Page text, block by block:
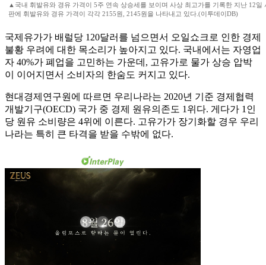
▲국내 휘발유와 경유 가격이 5주 연속 상승세를 보이며 사상 최고가를 기록한 지난 12일
판에 휘발유와 경유 가격이 각각 2155원, 2145원을 나타내고 있다.(이투데이DB)
국제유가가 배럴당 120달러를 넘으면서 오일쇼크로 인한 경제
불황 우려에 대한 목소리가 높아지고 있다. 국내에서는 자영업
자 40%가 폐업을 고민하는 가운데, 고유가로 물가 상승 압박
이 이어지면서 소비자의 한숨도 커지고 있다.
현대경제연구원에 따르면 우리나라는 2020년 기준 경제협력
개발기구(OECD) 국가 중 경제 원유의존도 1위다. 게다가 1인
당 원유 소비량은 4위에 이른다. 고유가가 장기화할 경우 우리
나라는 특히 큰 타격을 받을 수밖에 없다.